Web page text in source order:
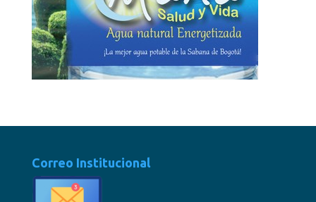
Correo Institucional